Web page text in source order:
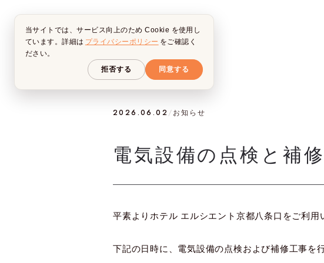
2026.06.02 / お知らせ
電気設備の点検と補
平素よりホテル エルシエント京都八条口をご利用
下記の日時に、電気設備の点検および補修工事を
当サイトでは、サービス向上のため Cookie を使用し
ています。詳細は プライバシーポリシー をご確認く
ださい。
拒否する
同意する